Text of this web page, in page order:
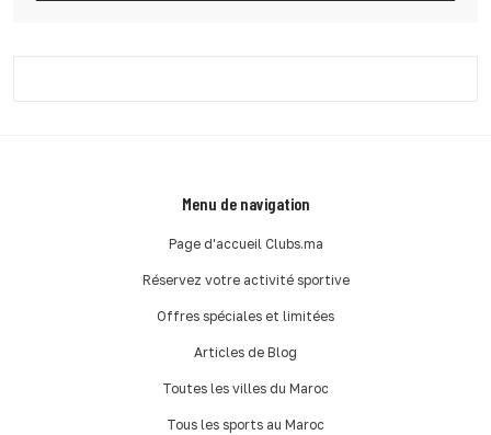
Menu de navigation
Page d'accueil Clubs.ma
Réservez votre activité sportive
Offres spéciales et limitées
Articles de Blog
Toutes les villes du Maroc
Tous les sports au Maroc